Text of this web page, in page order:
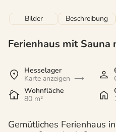
Bilder Beschreibung
Ferienhaus mit Sauna
Hesselager
Karte anzeigen
Wohnfläche
80 m²
Gemütliches Ferienhaus